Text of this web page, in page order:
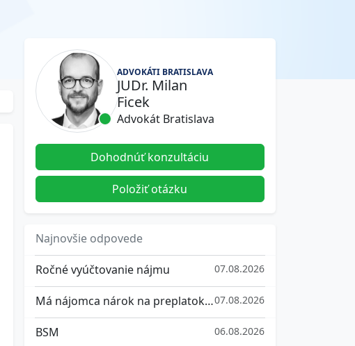
ADVOKÁTI BRATISLAVA
JUDr. Milan
Ficek
Advokát Bratislava
Dohodnúť konzultáciu
Položiť otázku
Najnovšie odpovede
Ročné vyúčtovanie nájmu 07.08.2026
Má nájomca nárok na preplatok z vyúčtovania služieb spojených s užívaním bytu?07.08.2026
BSM 06.08.2026